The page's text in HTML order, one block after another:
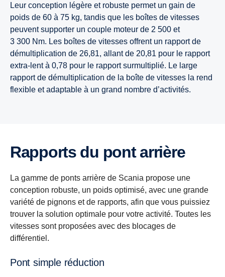
Leur conception légère et robuste permet un gain de
poids de 60 à 75 kg, tandis que les boîtes de vitesses
peuvent supporter un couple moteur de 2 500 et
3 300 Nm. Les boîtes de vitesses offrent un rapport de
démultiplication de 26,81, allant de 20,81 pour le rapport
extra-lent à 0,78 pour le rapport surmultiplié. Le large
rapport de démultiplication de la boîte de vitesses la rend
flexible et adaptable à un grand nombre d’activités.
Rapports du pont arrière
La gamme de ponts arrière de Scania propose une
conception robuste, un poids optimisé, avec une grande
variété de pignons et de rapports, afin que vous puissiez
trouver la solution optimale pour votre activité. Toutes les
vitesses sont proposées avec des blocages de
différentiel.
Pont simple réduction